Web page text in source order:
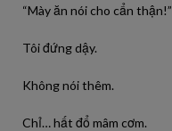
“Mày ăn nói cho cẩn thận!”
Tôi đứng dậy.
Không nói thêm.
Chỉ… hất đổ mâm cơm.